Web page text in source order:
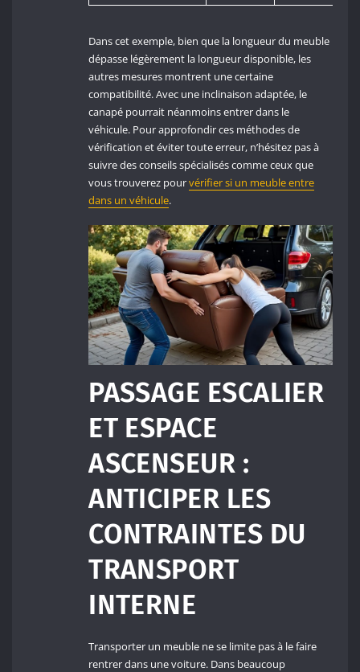
Dans cet exemple, bien que la longueur du meuble
dépasse légèrement la longueur disponible, les
autres mesures montrent une certaine
compatibilité. Avec une inclinaison adaptée, le
canapé pourrait néanmoins entrer dans le
véhicule. Pour approfondir ces méthodes de
vérification et éviter toute erreur, n’hésitez pas à
suivre des conseils spécialisés comme ceux que
vous trouverez pourvérifier si un meuble entre
dans un véhicule.
PASSAGE ESCALIER
ET ESPACE
ASCENSEUR :
ANTICIPER LES
CONTRAINTES DU
TRANSPORT
INTERNE
Transporter un meuble ne se limite pas à le faire
rentrer dans une voiture. Dans beaucoup